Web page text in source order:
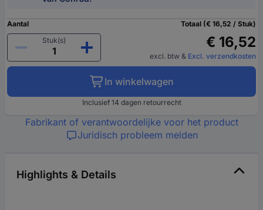
Aantal
Stuk(s)
Totaal (€ 16,52 / Stuk)
€ 16,52
excl. btw & Excl. verzendkosten
In winkelwagen
Inclusief 14 dagen retourrecht
Fabrikant of verantwoordelijke voor het product
Juridisch probleem melden
Highlights & Details